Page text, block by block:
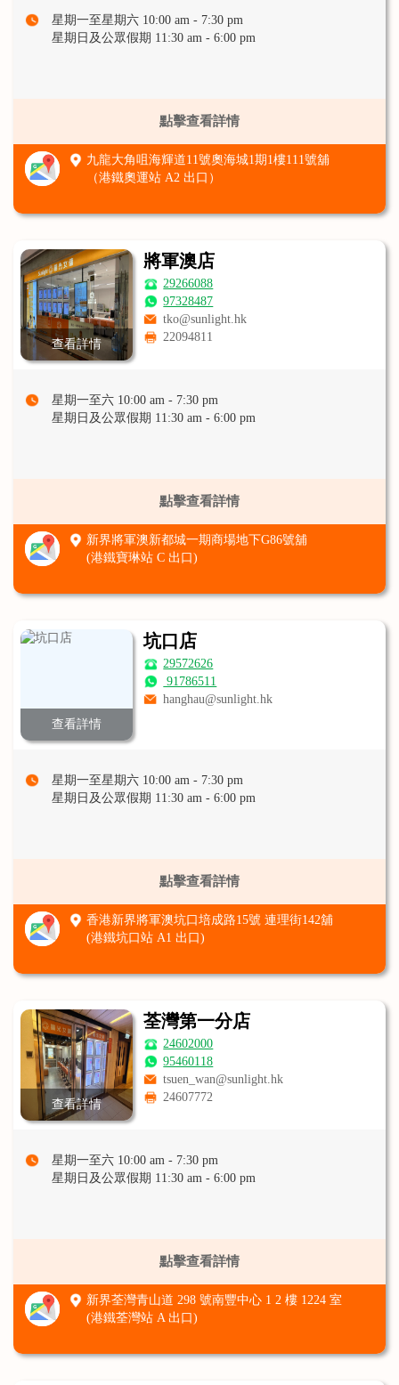
星期一至星期六 10:00 am - 7:30 pm
星期日及公眾假期 11:30 am - 6:00 pm
點擊查看詳情
九龍大角咀海輝道11號奧海城1期1樓111號舖
（港鐵奧運站 A2 出口）
查看詳情
將軍澳店
29266088
97328487
tko@sunlight.hk
22094811
星期一至六 10:00 am - 7:30 pm
星期日及公眾假期 11:30 am - 6:00 pm
點擊查看詳情
新界將軍澳新都城一期商場地下G86號舖
(港鐵寶琳站 C 出口)
查看詳情
坑口店
29572626
91786511
hanghau@sunlight.hk
星期一至星期六 10:00 am - 7:30 pm
星期日及公眾假期 11:30 am - 6:00 pm
點擊查看詳情
香港新界將軍澳坑口培成路15號 連理街142舖
(港鐵坑口站 A1 出口)
查看詳情
荃灣第一分店
24602000
95460118
tsuen_wan@sunlight.hk
24607772
星期一至六 10:00 am - 7:30 pm
星期日及公眾假期 11:30 am - 6:00 pm
點擊查看詳情
新界荃灣青山道 298 號南豐中心 1 2 樓 1224 室
(港鐵荃灣站 A 出口)